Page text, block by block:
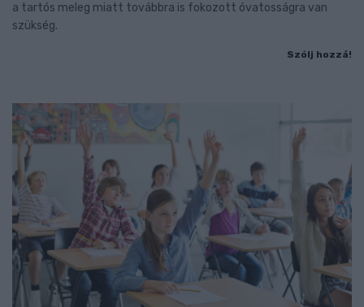
a tartós meleg miatt továbbra is fokozott óvatosságra van
szükség.
Szólj hozzá!